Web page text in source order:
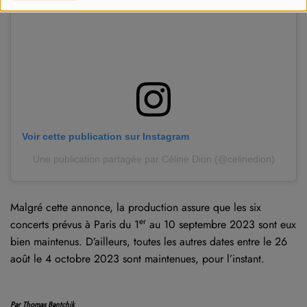
Voir cette publication sur Instagram
Une publication partagée par Céline Dion (@celinedion)
Malgré cette annonce, la production assure que les six
concerts prévus à Paris du 1er au 10 septembre 2023 sont eux
bien maintenus. D’ailleurs, toutes les autres dates entre le 26
août le 4 octobre 2023 sont maintenues, pour l’instant.
Par Thomas Bantchik